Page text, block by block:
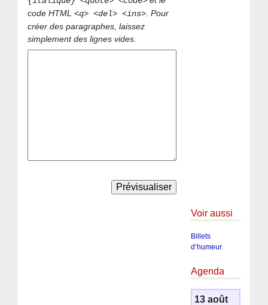
code HTML<q> <del> <ins>. Pour
créer des paragraphes, laissez
simplement des lignes vides.
Voir aussi
Billets
d’humeur
Agenda
13 août